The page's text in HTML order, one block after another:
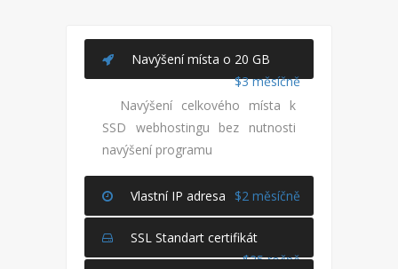
Navýšení místa o 20 GB
$3 měsíčně
Navýšení celkového místa k
SSD webhostingu bez nutnosti
navýšení programu
Vlastní IP adresa $2 měsíčně
SSL Standart certifikát
$25 ročně